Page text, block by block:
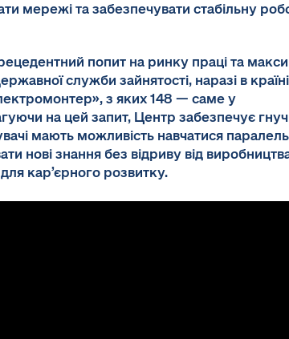
мережі та забезпечувати стабільну
попит на ринку праці та
служби зайнятості, наразі в
з яких 148 — саме у
на цей запит, Центр забезпечує
мають можливість навчатися
нові знання без відриву від
кар’єрного розвитку.